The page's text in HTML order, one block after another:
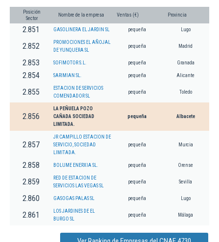
Posición
Sector
Nombre de la empresa Ventas (€) Provincia
2.851 GASOLINERA EL JARDIN SL pequeña Lugo
2.852
PROMOCIONES EL AÑOJAL
DE YUNQUERA SL
pequeña Madrid
2.853 SOFIMOTOR S.L. pequeña Granada
2.854 SARIMIAN SL. pequeña Alicante
2.855
ESTACION DE SERVICIOS
COMENDADOR SL
pequeña Toledo
2.856
LA PEÑUELA POZO
CAÑADA SOCIEDAD
LIMITADA.
pequeña Albacete
2.857
JR CAMPILLO ESTACION DE
SERVICIO, SOCIEDAD
LIMITADA.
pequeña Murcia
2.858 BOLUME ENERXIA SL. pequeña Orense
2.859
RED DE ESTACION DE
SERVICIOS LAS VEGAS SL
pequeña Sevilla
2.860 GASOGAS PALAS SL pequeña Lugo
2.861
LOS JARDINES DE EL
BURGO SL
pequeña Málaga